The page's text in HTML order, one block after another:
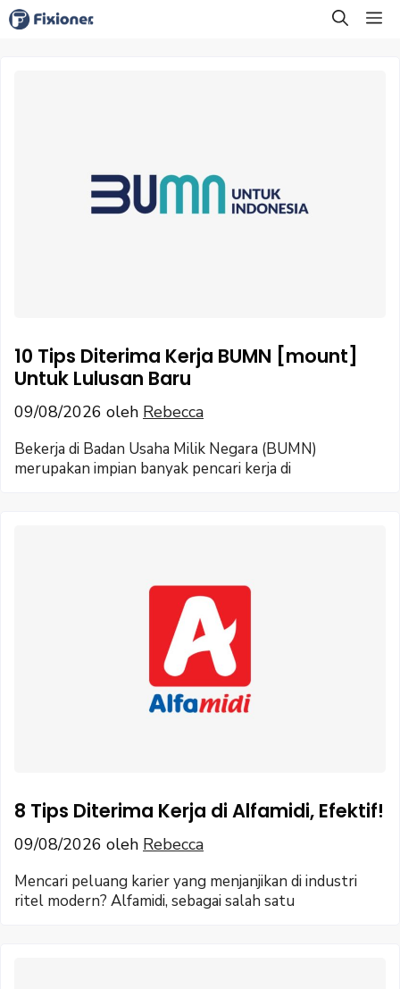
Langsung
ke
10 Tips Diterima Kerja BUMN [mount]
Untuk Lulusan Baru
09/08/2026 oleh Rebecca
Bekerja di Badan Usaha Milik Negara (BUMN)
merupakan impian banyak pencari kerja di
8 Tips Diterima Kerja di Alfamidi, Efektif!
09/08/2026 oleh Rebecca
Mencari peluang karier yang menjanjikan di industri
ritel modern? Alfamidi, sebagai salah satu